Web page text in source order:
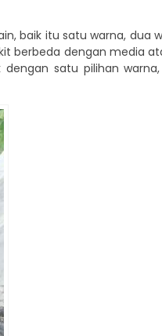
baik itu satu warna, dua
berbeda dengan media
satu pilihan